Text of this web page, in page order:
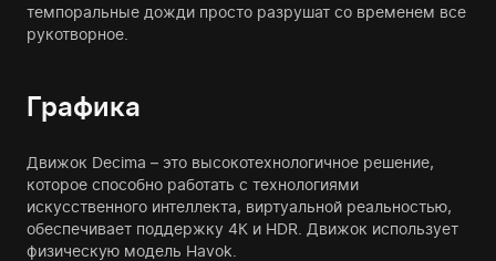
темпоральные дожди просто разрушат со временем все
рукотворное.
Графика
Движок Decima – это высокотехнологичное решение,
которое способно работать с технологиями
искусственного интеллекта, виртуальной реальностью,
обеспечивает поддержку 4К и HDR. Движок использует
физическую модель Havok.